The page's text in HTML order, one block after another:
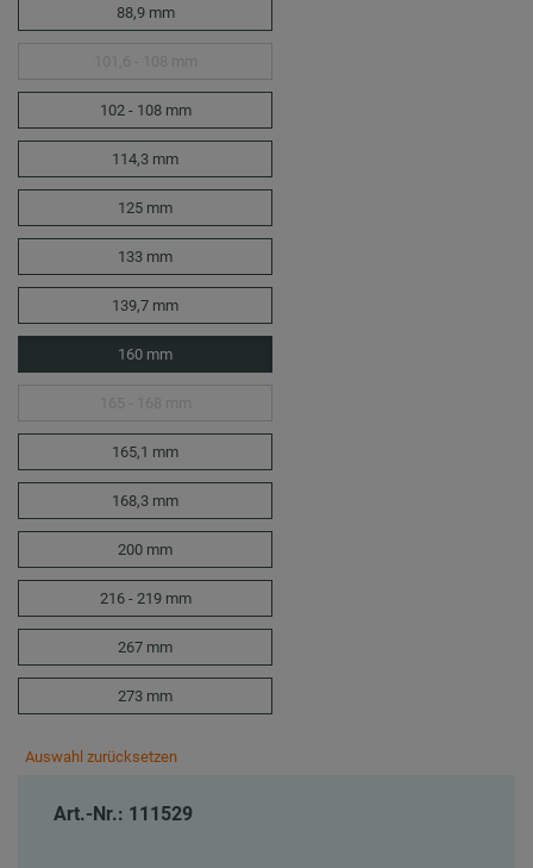
88,9 mm
102 - 108 mm
114,3 mm
125 mm
133 mm
139,7 mm
160 mm
165,1 mm
168,3 mm
200 mm
216 - 219 mm
267 mm
273 mm
Auswahl zurücksetzen
Art.-Nr.: 111529